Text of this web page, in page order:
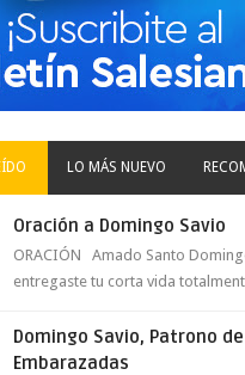
LO MÁS NUEVO
Oración a Domingo Savio
ORACIÓN Amado Santo
entregaste tu corta vida
juventud para ...
Domingo Savio, Patrono
Embarazadas